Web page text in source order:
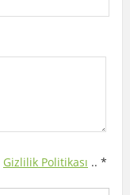
Gizlilik Politikası .. *